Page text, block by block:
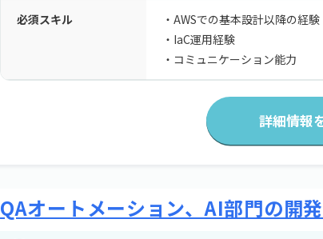
必須スキル
・AWSでの基本設計以降の経験
・IaC運用経験
・コミュニケーション能力
詳細情報
QAオートメーション、AI部門の開